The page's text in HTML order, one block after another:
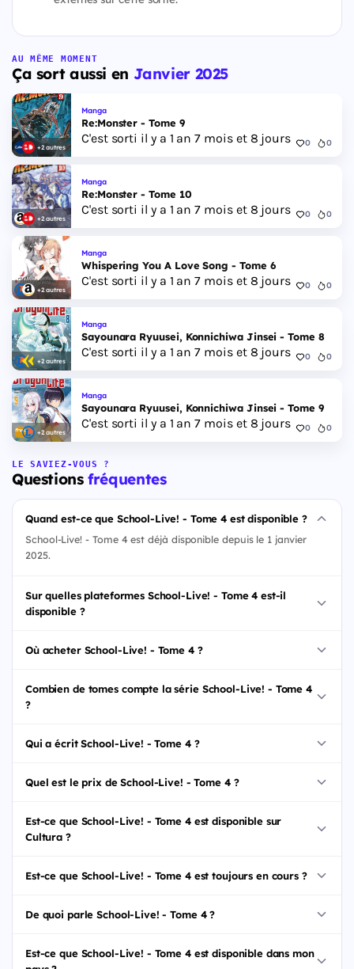
AU MÊME MOMENT
Ça sort aussi en Janvier 2025
+2 autres
Manga
Re:Monster - Tome 9
C'est sorti il y a 1 an 7 mois et 8 jours 0 0
+2 autres
Manga
Re:Monster - Tome 10
C'est sorti il y a 1 an 7 mois et 8 jours 0 0
+2 autres
Manga
Whispering You A Love Song - Tome 6
C'est sorti il y a 1 an 7 mois et 8 jours 0 0
+2 autres
Manga
Sayounara Ryuusei, Konnichiwa Jinsei - Tome 8
C'est sorti il y a 1 an 7 mois et 8 jours 0 0
+2 autres
Manga
Sayounara Ryuusei, Konnichiwa Jinsei - Tome 9
C'est sorti il y a 1 an 7 mois et 8 jours 0 0
LE SAVIEZ-VOUS ?
Questionsfréquentes
Quand est-ce que School-Live! - Tome 4 est disponible ?
School-Live! - Tome 4 est déjà disponible depuis le 1 janvier
2025.
Sur quelles plateformes School-Live! - Tome 4 est-il
disponible ?
Où acheter School-Live! - Tome 4 ?
Combien de tomes compte la série School-Live! - Tome 4
?
Qui a écrit School-Live! - Tome 4 ?
Quel est le prix de School-Live! - Tome 4 ?
Est-ce que School-Live! - Tome 4 est disponible sur
Cultura ?
Est-ce que School-Live! - Tome 4 est toujours en cours ?
De quoi parle School-Live! - Tome 4 ?
Est-ce que School-Live! - Tome 4 est disponible dans mon